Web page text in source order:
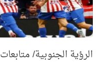
الرؤية الجنوبية/ متابعات